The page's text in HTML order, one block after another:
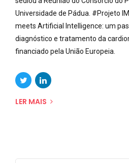
Universidade de Pádua. #Projeto
meets Artificial Intelligence: um
diagnóstico e tratamento da
financiado pela União Europeia.
LER MAIS